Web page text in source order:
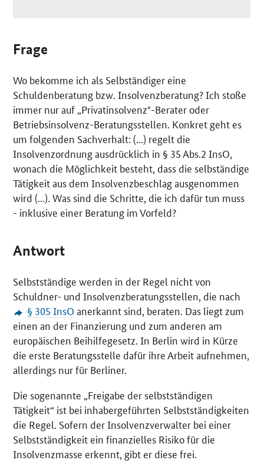
Frage
Wo bekomme ich als Selbständiger eine
Schuldenberatung bzw. Insolvenzberatung? Ich stoße
immer nur auf „Privatinsolvenz"-Berater oder
Betriebsinsolvenz-Beratungsstellen. Konkret geht es
um folgenden Sachverhalt: (...) regelt die
Insolvenzordnung ausdrücklich in § 35 Abs.2 InsO,
wonach die Möglichkeit besteht, dass die selbständige
Tätigkeit aus dem Insolvenzbeschlag ausgenommen
wird (...). Was sind die Schritte, die ich dafür tun muss
- inklusive einer Beratung im Vorfeld?
Antwort
Selbstständige werden in der Regel nicht von
Schuldner- und Insolvenzberatungsstellen, die nach
§ 305 InsO anerkannt sind, beraten. Das liegt zum
einen an der Finanzierung und zum anderen am
europäischen Beihilfegesetz. In Berlin wird in Kürze
die erste Beratungsstelle dafür ihre Arbeit aufnehmen,
allerdings nur für Berliner.
Die sogenannte „Freigabe der selbstständigen
Tätigkeit“ ist bei inhabergeführten Selbstständigkeiten
die Regel. Sofern der Insolvenzverwalter bei einer
Selbstständigkeit ein finanzielles Risiko für die
Insolvenzmasse erkennt, gibt er diese frei.